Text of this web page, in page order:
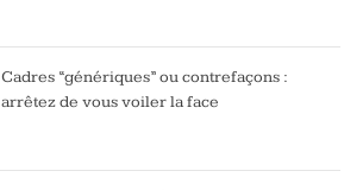
Cadres “génériques” ou contrefaçons :
arrêtez de vous voiler la face